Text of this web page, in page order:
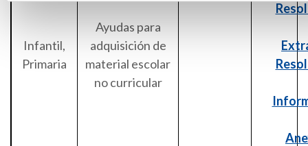
Infantil,
Primaria
Ayudas para
adquisición de
material escolar
no curricular